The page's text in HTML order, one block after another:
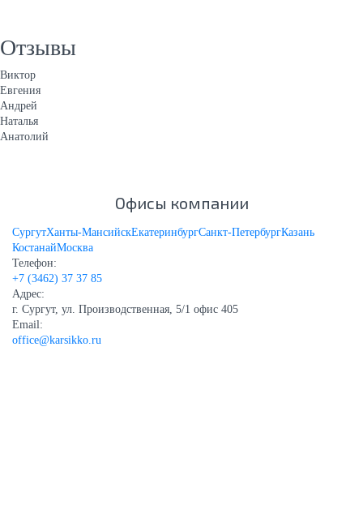
Отзывы
Виктор
Евгения
Андрей
Наталья
Анатолий
Офисы компании
СургутХанты-МансийскЕкатеринбургСанкт-ПетербургКазань
КостанайМосква
Телефон:
+7 (3462) 37 37 85
Адрес:
г. Сургут, ул. Производственная, 5/1 офис 405
Email:
office@karsikko.ru